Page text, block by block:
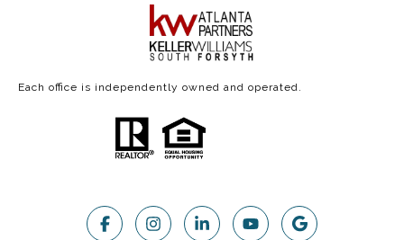
Each office is independently owned and operated.